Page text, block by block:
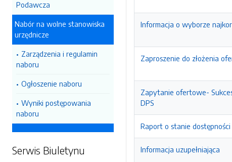
Podawcza
Nabór na wolne stanowiska
urzędnicze
Zarządzenia i regulamin
naboru
Ogłoszenie naboru
Wyniki postępowania
naboru
Serwis Biuletynu
Informacja o wyborze
Zaproszenie do złożenia
Zapytanie ofertowe-
DPS
Raport o stanie
Informacja uzupełniająca